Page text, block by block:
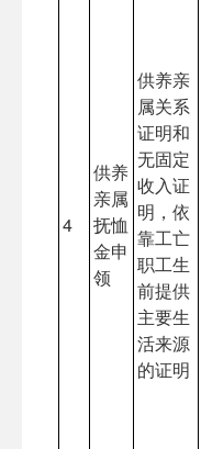
4
供养
亲属
抚恤
金申
领
供养亲
属关系
证明和
无固定
收入证
明，依
靠工亡
职工生
前提供
主要生
活来源
的证明